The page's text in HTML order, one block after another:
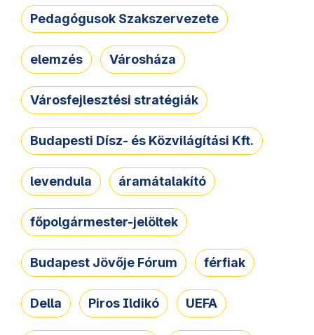
Pedagógusok Szakszervezete
elemzés Városháza
Városfejlesztési stratégiák
Budapesti Dísz- és Közvilágítási Kft.
levendula áramátalakító
főpolgármester-jelöltek
Budapest Jövője Fórum férfiak
Della Piros Ildikó UEFA